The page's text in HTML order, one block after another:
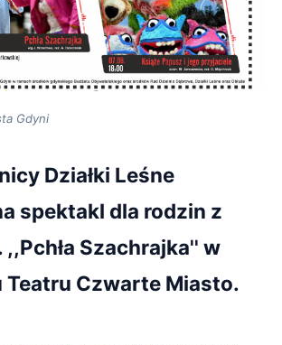
Gdyni
Działki Leśne
spektakl dla rodzin z
Szachrajka'' w
Teatru Czwarte Miasto.